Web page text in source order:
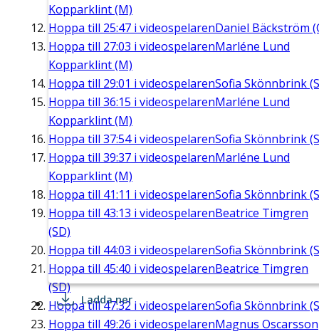
Kopparklint (M)
Hoppa till 25:47 i videospelarenDaniel Bäckström
Hoppa till 27:03 i videospelarenMarléne Lund
Kopparklint (M)
Hoppa till 29:01 i videospelarenSofia Skönnbrink
Hoppa till 36:15 i videospelarenMarléne Lund
Kopparklint (M)
Hoppa till 37:54i videospelarenSofia Skönnbrink
Hoppa till 39:37 i videospelarenMarléne Lund
Kopparklint (M)
Hoppa till 41:11 i videospelarenSofia Skönnbrink
Hoppa till 43:13 i videospelarenBeatrice Timgren
(SD)
Hoppa till 44:03 i videospelarenSofia Skönnbrink
Hoppa till 45:40 i videospelarenBeatrice Timgren
(SD)
Hoppa till47:32 i videospelarenSofia Skönnbrink
Hoppa till 49:26 i videospelarenMagnus Oscarsson
Ladda ner